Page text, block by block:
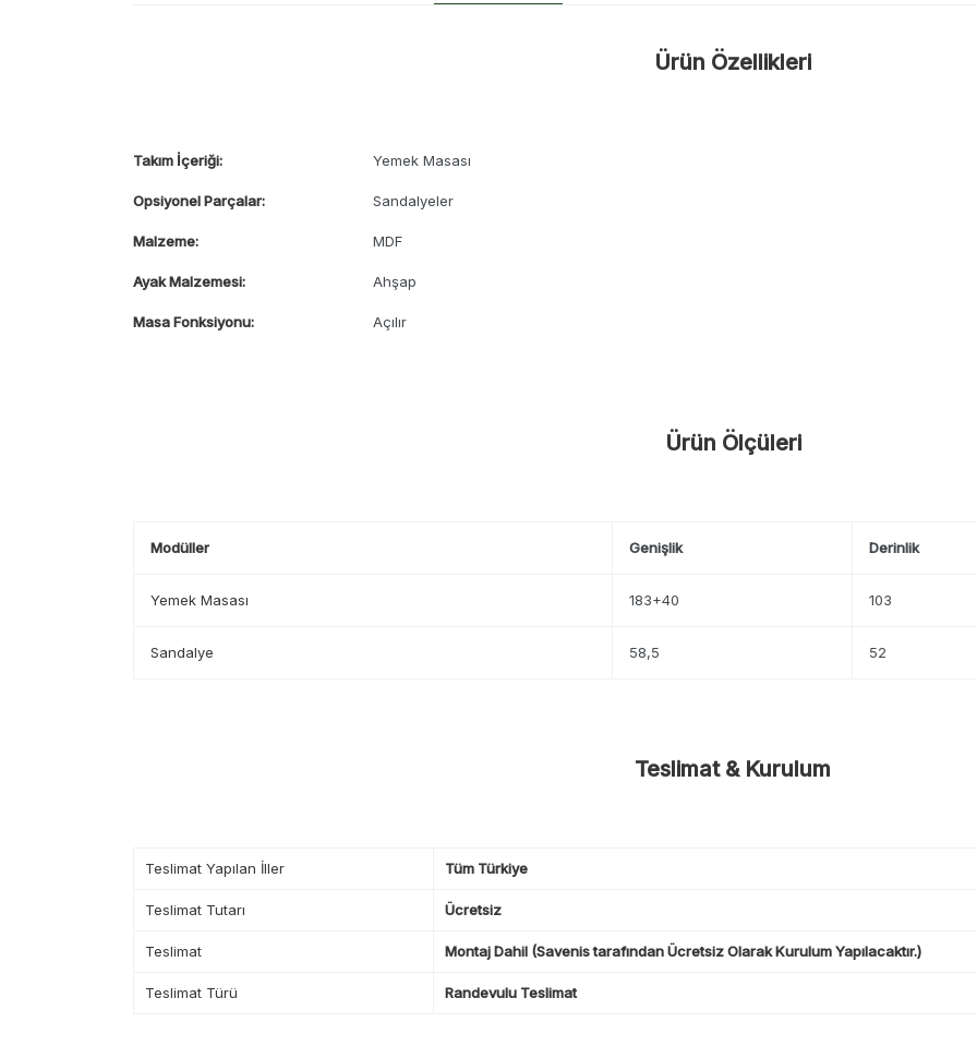
Ürün Özellikleri
Takım İçeriği: Yemek Masası
Opsiyonel Parçalar: Sandalyeler
Malzeme: MDF
Ayak Malzemesi: Ahşap
Masa Fonksiyonu: Açılır
Ürün Ölçüleri
Modüller Genişlik Derinlik
Yemek Masası 183+40 103
Sandalye 58,5 52
Teslimat & Kurulum
Teslimat Yapılan İller Tüm Türkiye
Teslimat Tutarı Ücretsiz
Teslimat Montaj Dahil (Savenis tarafından Ücretsiz Olarak Kurulum Yapılacaktır.)
Teslimat Türü Randevulu Teslimat